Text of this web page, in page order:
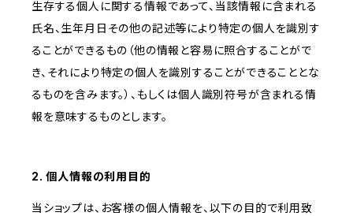
生存する個人に関する情報であって、当該情報に含まれる
氏名、生年月日その他の記述等により特定の個人を識別す
ることができるもの（他の情報と容易に照合することがで
き、それにより特定の個人を識別することができることとな
るものを含みます。）、もしくは個人識別符号が含まれる情
報を意味するものとします。
2. 個人情報の利用目的
当ショップは、お客様の個人情報を、以下の目的で利用致